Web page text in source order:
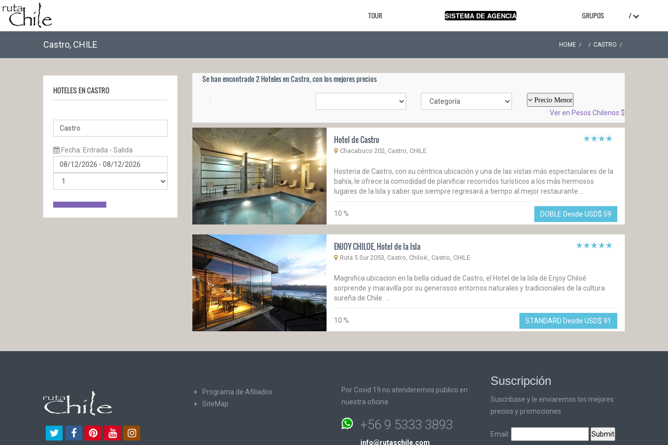
TOUR SISTEMA DE AGENCIA GRUPOS /
Castro, CHILE HOME CASTRO
HOTELES EN CASTRO
Fecha: Entrada - Salida
Se han encontrado 2 Hoteles en Castro, con los mejores precios
: Precio Menor
Ver en Pesos Chilenos $
Hotel de Castro
Chacabuco 202, Castro, CHILE
Hosteria de Castro, con su céntrica ubicación y una de las vistas más espectaculares de la
bahía, le ofrece la comodidad de planificar recorridos turísticos a los más hermosos
lugares de la Isla y saber que siempre regresará a tiempo al mejor restaurante ...
DOBLE Desde USD$ 59
10 %
ENJOY CHILOE, Hotel de la Isla
Ruta 5 Sur 2053, Castro, Chiloé., Castro, CHILE
Magnifica ubicacion en la bella ciduad de Castro, el Hotel de la Isla de Enjoy Chiloé
sorprende y maravilla por su generosos entornos naturales y tradicionales de la cultura
sureña de Chile. ...
STANDARD Desde USD$ 91
10 %
Programa de Afiliados
SiteMap
Por Covid 19 no atenderemos publico en
nuestra oficina
+56 9 5333 3893
info@rutaschile.com
Suscripción
Suscribase y le enviaremos los mejores
precios y promociones
Email: